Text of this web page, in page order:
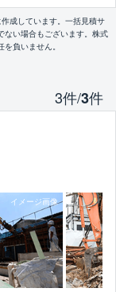
成しています。一括見積サ
ない場合もございます。株式
負いません。
3件/3件